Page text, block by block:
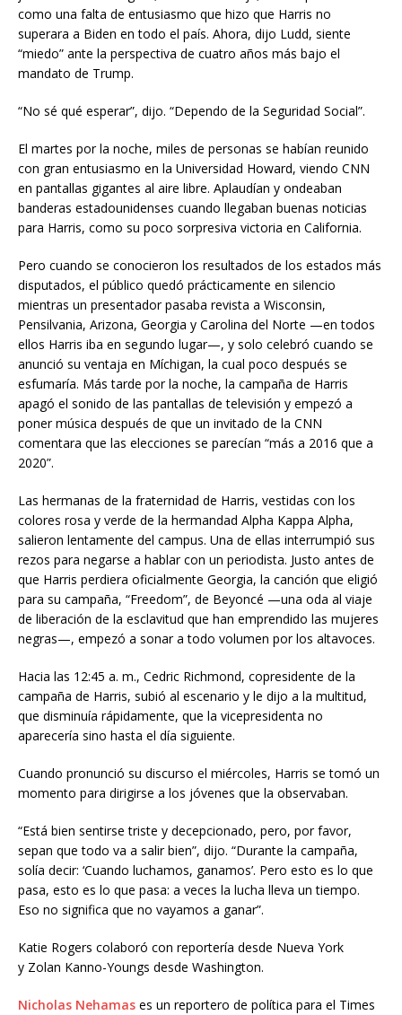
como una falta de entusiasmo que hizo que Harris no
superara a Biden en todo el país. Ahora, dijo Ludd, siente
“miedo” ante la perspectiva de cuatro años más bajo el
mandato de Trump.
“No sé qué esperar”, dijo. “Dependo de la Seguridad Social”.
El martes por la noche, miles de personas se habían reunido
con gran entusiasmo en la Universidad Howard, viendo CNN
en pantallas gigantes al aire libre. Aplaudían y ondeaban
banderas estadounidenses cuando llegaban buenas noticias
para Harris, como su poco sorpresiva victoria en California.
Pero cuando se conocieron los resultados de los estados más
disputados, el público quedó prácticamente en silencio
mientras un presentador pasaba revista a Wisconsin,
Pensilvania, Arizona, Georgia y Carolina del Norte —en todos
ellos Harris iba en segundo lugar—, y solo celebró cuando se
anunció su ventaja en Míchigan, la cual poco después se
esfumaría. Más tarde por la noche, la campaña de Harris
apagó el sonido de las pantallas de televisión y empezó a
poner música después de que un invitado de la CNN
comentara que las elecciones se parecían “más a 2016 que a
2020”.
Las hermanas de la fraternidad de Harris, vestidas con los
colores rosa y verde de la hermandad Alpha Kappa Alpha,
salieron lentamente del campus. Una de ellas interrumpió sus
rezos para negarse a hablar con un periodista. Justo antes de
que Harris perdiera oficialmente Georgia, la canción que eligió
para su campaña, “Freedom”, de Beyoncé —una oda al viaje
de liberación de la esclavitud que han emprendido las mujeres
negras—, empezó a sonar a todo volumen por los altavoces.
Hacia las 12:45 a. m., Cedric Richmond, copresidente de la
campaña de Harris, subió al escenario y le dijo a la multitud,
que disminuía rápidamente, que la vicepresidenta no
aparecería sino hasta el día siguiente.
Cuando pronunció su discurso el miércoles, Harris se tomó un
momento para dirigirse a los jóvenes que la observaban.
“Está bien sentirse triste y decepcionado, pero, por favor,
sepan que todo va a salir bien”, dijo. “Durante la campaña,
solía decir: ‘Cuando luchamos, ganamos’. Pero esto es lo que
pasa, esto es lo que pasa: a veces la lucha lleva un tiempo.
Eso no significa que no vayamos a ganar”.
Katie Rogers colaboró con reportería desde Nueva York
y Zolan Kanno-Youngs desde Washington.
Nicholas Nehamas es un reportero de política para el Times